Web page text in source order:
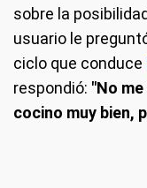
sobre la
usuario le
ciclo que conduce
respondió: "No
cocino muy bien,